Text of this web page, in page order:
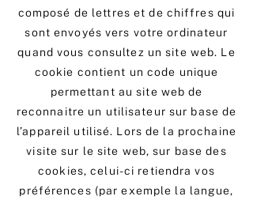
composé de lettres et de chiffres qui
sont envoyés vers votre ordinateur
quand vous consultez un site web. Le
cookie contient un code unique
permettant au site web de
reconnaitre un utilisateur sur base de
l’appareil utilisé. Lors de la prochaine
visite sur le site web, sur base des
cookies, celui-ci retiendra vos
préférences (par exemple la langue,